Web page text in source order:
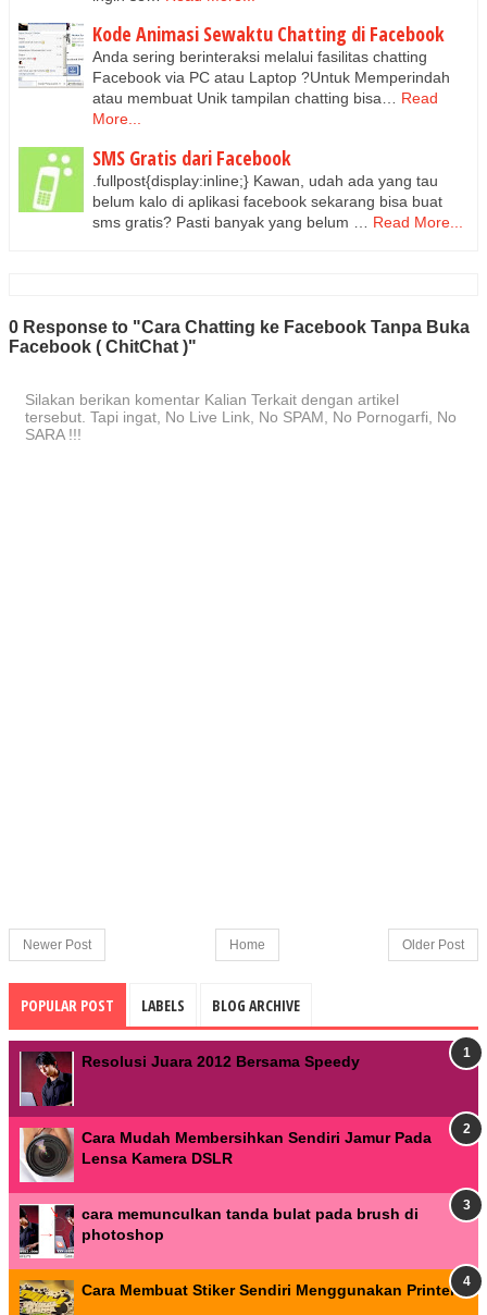
Kode Animasi Sewaktu Chatting di Facebook
Anda sering berinteraksi melalui fasilitas chatting
Facebook via PC atau Laptop ?Untuk Memperindah
atau membuat Unik tampilan chatting bisa…
Read
More...
SMS Gratis dari Facebook
.fullpost{display:inline;} Kawan, udah ada yang tau
belum kalo di aplikasi facebook sekarang bisa buat
sms gratis? Pasti banyak yang belum …
Read More...
0 Response to "Cara Chatting ke Facebook Tanpa Buka
Facebook ( ChitChat )"
Silakan berikan komentar Kalian Terkait dengan artikel
tersebut. Tapi ingat, No Live Link, No SPAM, No Pornogarfi, No
SARA !!!
Newer Post Older Post
Home
POPULAR POST LABELS BLOG ARCHIVE
Resolusi Juara 2012 Bersama Speedy
Cara Mudah Membersihkan Sendiri Jamur Pada
Lensa Kamera DSLR
cara memunculkan tanda bulat pada brush di
photoshop
Cara Membuat Stiker Sendiri Menggunakan Printer